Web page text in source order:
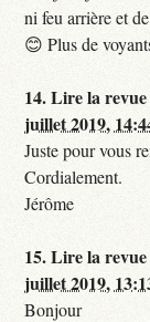
ni feu arrière et
😊 Plus de
14.Lire la
juillet 2019,
Juste pour vous
Cordialement.
Jérôme
15.Lire la
juillet 2019,
Bonjour